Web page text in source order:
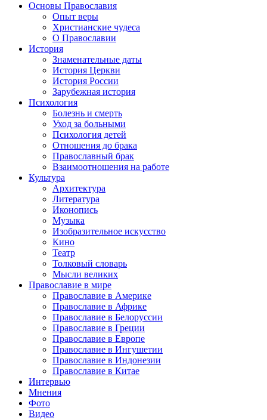
Основы Православия
Опыт веры
Христианские чудеса
О Православии
История
Знаменательные даты
История Церкви
История России
Зарубежная история
Психология
Болезнь и смерть
Уход за больными
Психология детей
Отношения до брака
Православный брак
Взаимоотношения на работе
Культура
Архитектура
Литература
Иконопись
Музыка
Изобразительное искусство
Кино
Театр
Толковый словарь
Мысли великих
Православие в мире
Православие в Америке
Православие в Африке
Православие в Белоруссии
Православие в Греции
Православие в Европе
Православие в Ингушетии
Православие в Индонезии
Православие в Китае
Интервью
Мнения
Фото
Видео